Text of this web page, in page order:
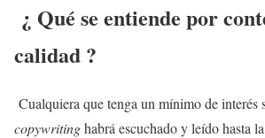
¿ Qué se entiende por
calidad ?
Cualquiera que tenga un mínimo de interés
copywritinghabrá escuchado y leído hasta